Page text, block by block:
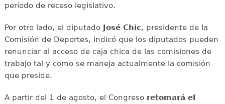
período de receso legislativo.
Por otro lado, el diputado José Chic, presidente de la
Comisión de Deportes, indicó que los diputados pueden
renunciar al acceso de caja chica de las comisiones de
trabajo tal y como se maneja actualmente la comisión
que preside.
A partir del 1 de agosto, el Congreso retomará el